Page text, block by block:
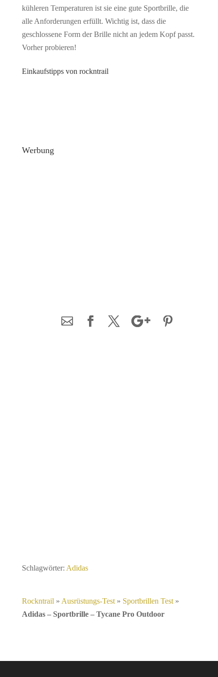
kühleren Temperaturen ist sie eine gute Sportbrille, die
alle Anforderungen erfüllt. Wichtig ist, dass die
geschlossene Form der Brille nicht an jedem Kopf passt.
Vorher probieren!
Einkaufstipps von rockntrail
Werbung
Schlagwörter: Adidas
Rockntrail » Ausrüstungs-Test» Sportbrillen Test»
Adidas – Sportbrille – Tycane Pro Outdoor